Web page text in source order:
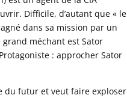
Difficile, d’autant que « le
dans sa mission par un
méchant est Sator
: approcher Sator
du futur et veut faire exploser